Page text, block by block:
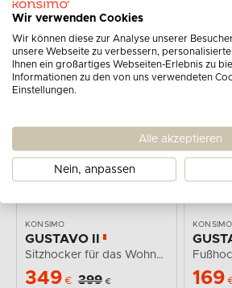
KONSIMO
GUSTAVO II
Sitzhocker für das Wohnzimmer mit Stauraum Imitation...
349 € 429 € 349
KONSIMO
GUSTAVO II
Sitzhocker für das Wohnzimmer mit Stauraum Kordstoff...
349 € 399 €
KONSIMO
169
Wir verwenden Cookies
Wir können diese zur Analyse unserer
unsere Webseite zu verbessern,
Ihnen ein großartiges Webseiten-Erlebnis zu
Informationen zu den von uns verwendeten
Einstellungen.
Alle akzeptieren
Nein, anpassen